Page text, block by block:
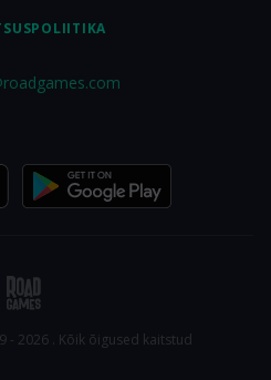
- 2026 . Kõik õigused kaitstud